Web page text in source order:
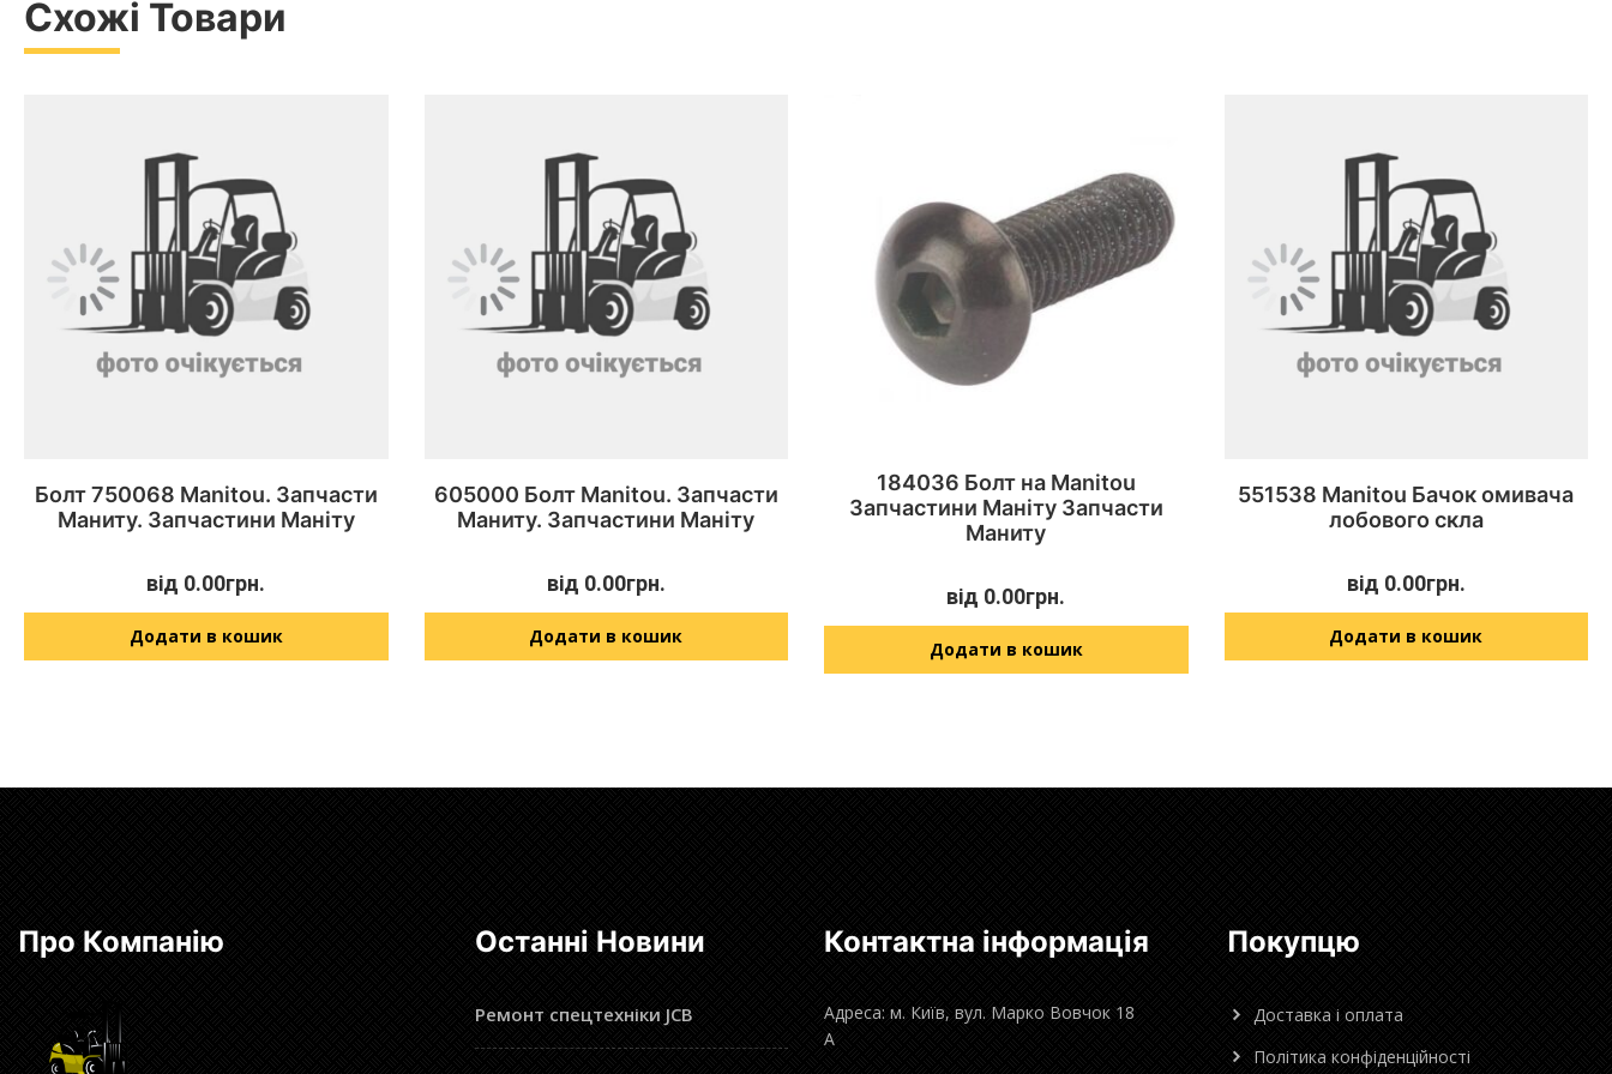
Схожі Товари
Болт 750068 Manitou. Запчасти
Маниту. Запчастини Маніту
від 0.00грн.
Додати в кошик
605000 Болт Manitou. Запчасти
Маниту. Запчастини Маніту
від 0.00грн.
Додати в кошик
184036 Болт на Manitou
Запчастини Маніту Запчасти
Маниту
від 0.00грн.
Додати в кошик
551538 Manitou Бачок омивача
лобового скла
від 0.00грн.
Додати в кошик
Про Компанію Останні Новини
Ремонт спецтехніки JCB
Контактна інформація
Адреса: м. Київ, вул. Марко Вовчок 18
А
Покупцю
Доставка і оплата
Політика конфіденційності